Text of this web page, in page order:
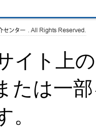
イト上
たは一
。